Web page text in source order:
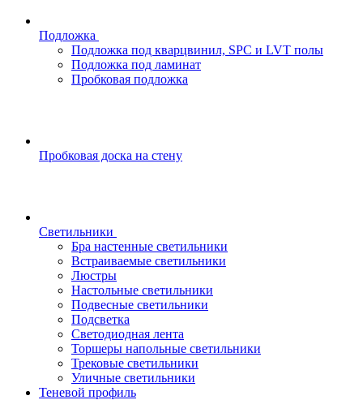
Подложка
Подложка под кварцвинил, SPC и LVT полы
Подложка под ламинат
Пробковая подложка
Пробковая доска на стену
Светильники
Бра настенные светильники
Встраиваемые светильники
Люстры
Настольные светильники
Подвесные светильники
Подсветка
Светодиодная лента
Торшеры напольные светильники
Трековые светильники
Уличные светильники
Теневой профиль